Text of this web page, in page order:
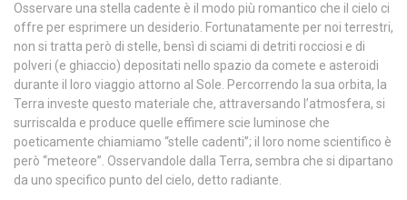
Osservare una stella cadente è il modo più romantico che il cielo ci
offre per esprimere un desiderio. Fortunatamente per noi terrestri,
non si tratta però di stelle, bensì di sciami di detriti rocciosi e di
polveri (e ghiaccio) depositati nello spazio da comete e asteroidi
durante il loro viaggio attorno al Sole. Percorrendo la sua orbita, la
Terra investe questo materiale che, attraversando l’atmosfera, si
surriscalda e produce quelle effimere scie luminose che
poeticamente chiamiamo “stelle cadenti”; il loro nome scientifico è
però “meteore”. Osservandole dalla Terra, sembra che si dipartano
da uno specifico punto del cielo, detto radiante.